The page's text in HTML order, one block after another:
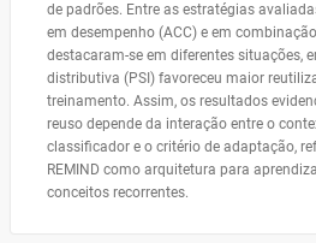
de padrões. Entre as estratégias
em desempenho (ACC) e em
destacaram-se em diferentes situações,
distributiva (PSI) favoreceu maior
treinamento. Assim, os resultados
reuso depende da interação entre o
classificador e o critério de adaptação,
REMIND como arquitetura para
conceitos recorrentes.